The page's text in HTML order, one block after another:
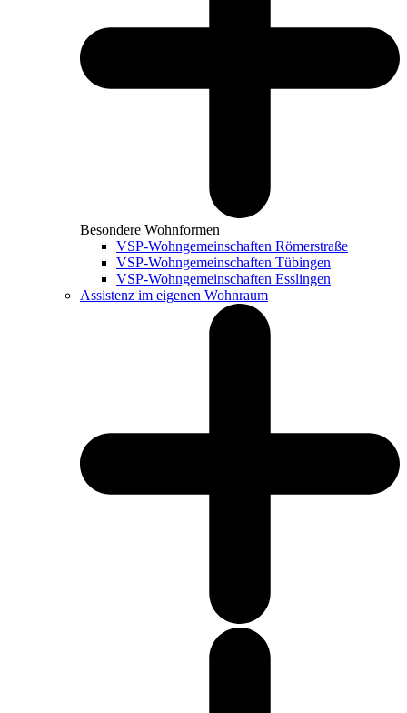
Besondere Wohnformen
VSP-Wohngemeinschaften Römerstraße
VSP-Wohngemeinschaften Tübingen
VSP-Wohngemeinschaften Esslingen
Assistenz im eigenen Wohnraum